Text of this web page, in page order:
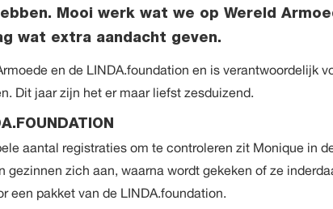
Mooi werk wat we op Wereld
wat extra aandacht geven.
en de LINDA.foundation en is verantwoordelijk
Dit jaar zijn het er maar liefst zesduizend.
aantal registraties om te controleren zit Monique in
gezinnen zich aan, waarna wordt gekeken of ze
een pakket van de LINDA.foundation.